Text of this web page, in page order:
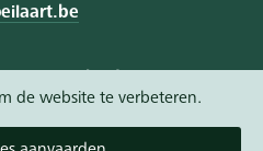
de website te verbeteren.